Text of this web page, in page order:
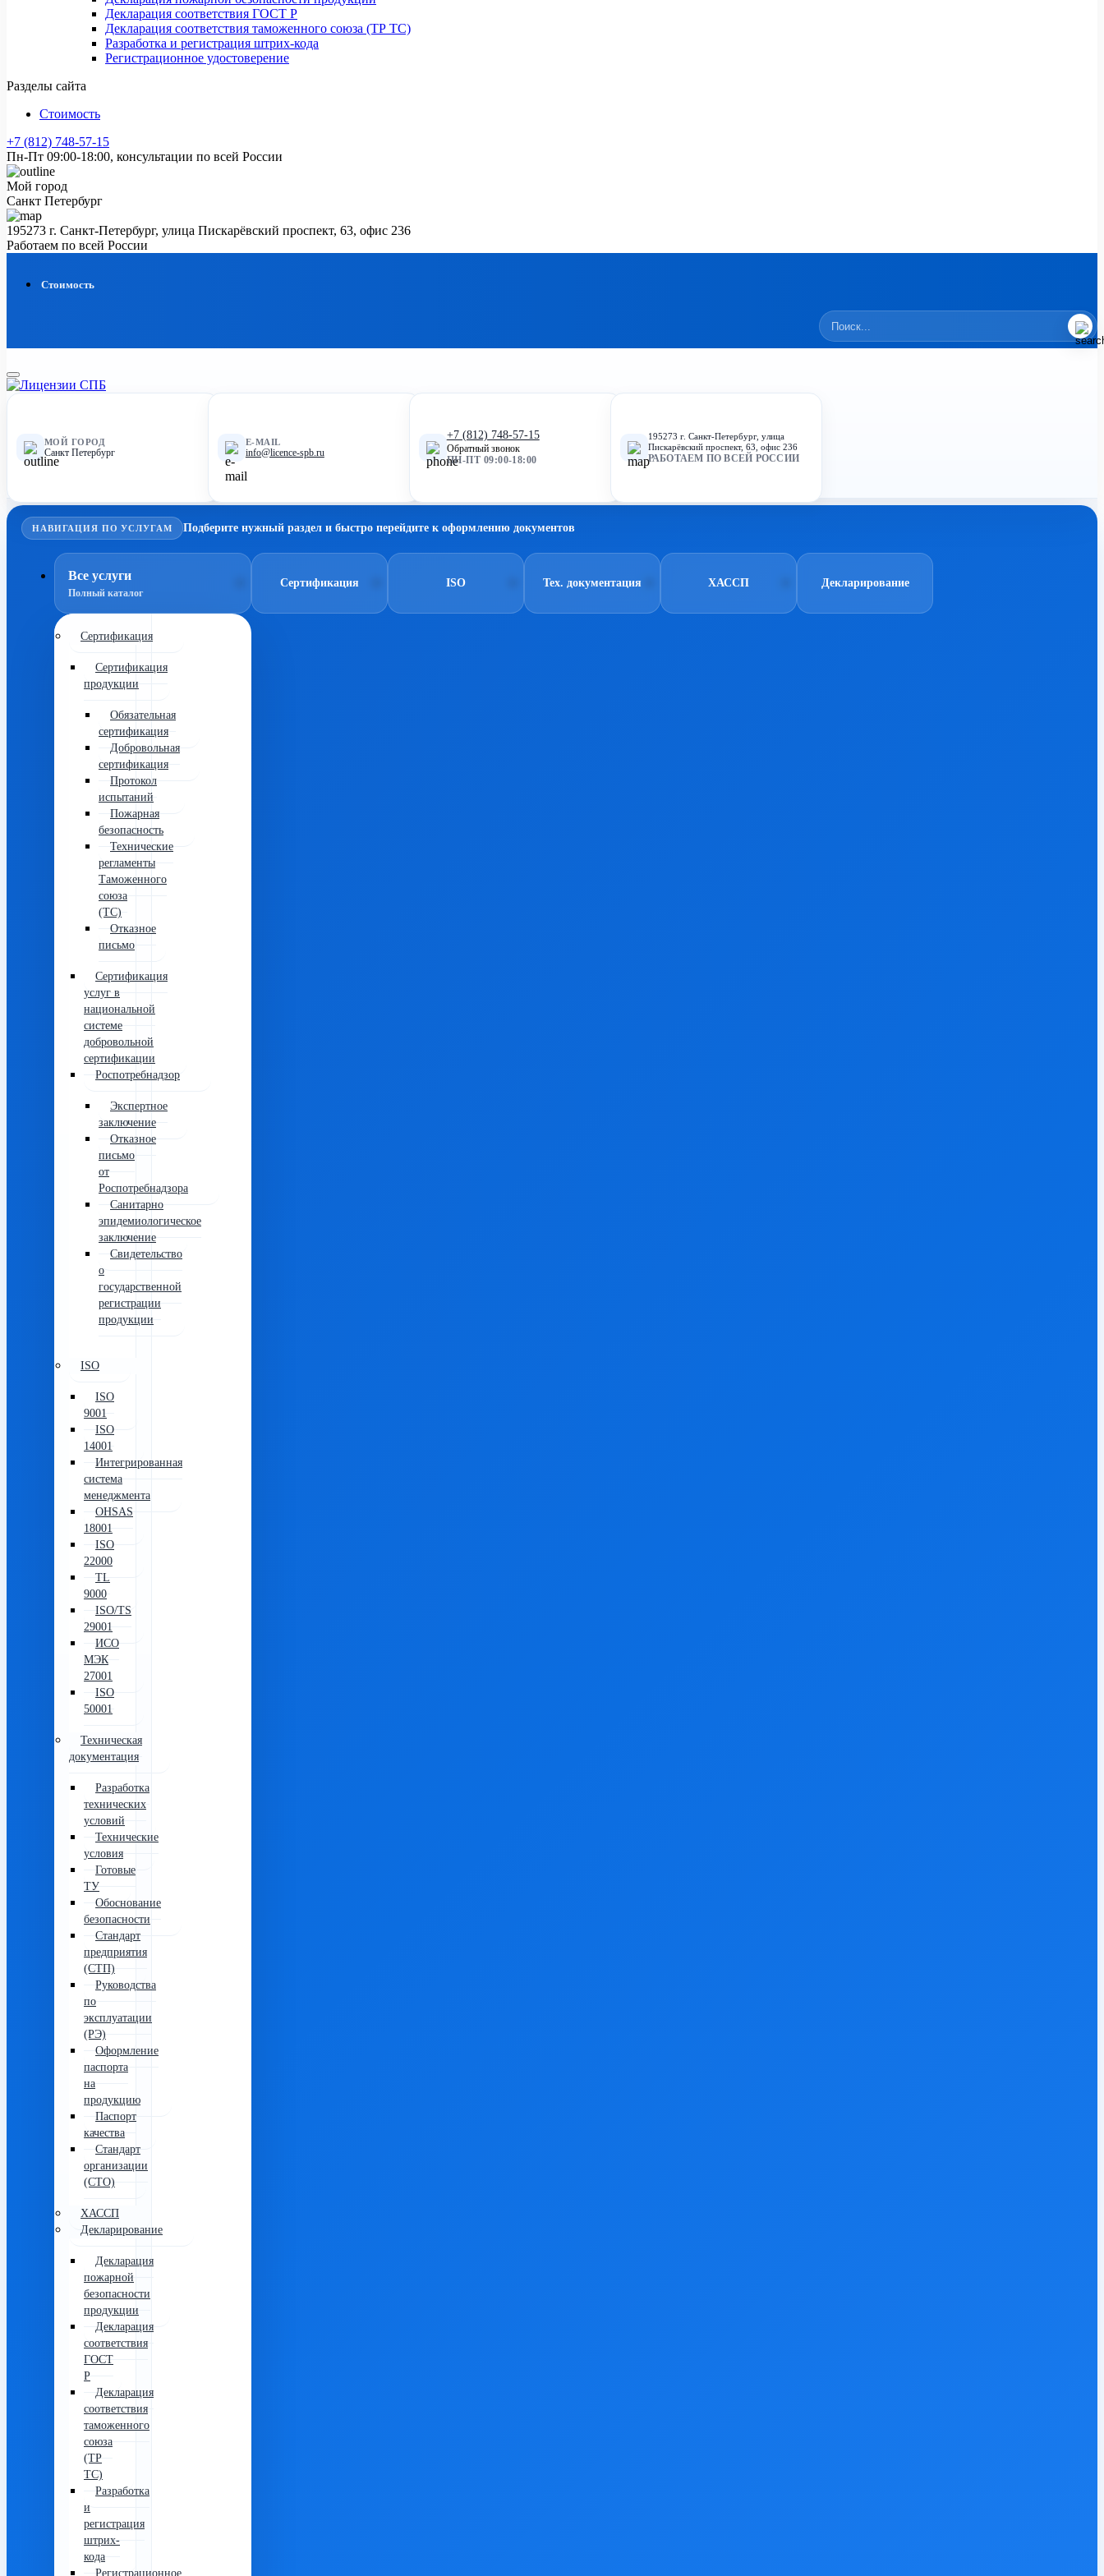
Декларация соответствия ГОСТ Р
Декларация соответствия таможенного союза (ТР ТС)
Разработка и регистрация штрих-кода
Регистрационное удостоверение
Разделы сайта
Стоимость
+7 (812) 748-57-15
Пн-Пт 09:00-18:00, консультации по всей России
Мой город
Санкт Петербург
195273 г. Санкт-Петербург, улица Пискарёвский проспект, 63, офис 236
Работаем по всей России
Стоимость
МОЙ ГОРОД
Санкт Петербург
E-MAIL
info@licence-spb.ru
+7 (812) 748-57-15
Обратный звонок
ПН-ПТ 09:00-18:00
195273 г. Санкт-Петербург, улица
Пискарёвский проспект, 63, офис 236
РАБОТАЕМ ПО ВСЕЙ РОССИИ
НАВИГАЦИЯ ПО УСЛУГАМ Подберите нужный раздел и быстро перейдите к оформлению документов
Все услуги
Полный каталог
Сертификация
Сертификация
продукции
Обязательная
сертификация
Добровольная
сертификация
Протокол
испытаний
Пожарная
безопасность
Технические
регламенты
Таможенного
союза
(ТС)
Отказное
письмо
Сертификация
услуг в
национальной
системе
добровольной
сертификации
Роспотребнадзор
Экспертное
заключение
Отказное
письмо
от
Роспотребнадзора
Санитарно
эпидемиологическое
заключение
Свидетельство
о
государственной
регистрации
продукции
ISO
ISO
9001
ISO
14001
Интегрированная
система
менеджмента
OHSAS
18001
ISO
22000
TL
9000
ISO/TS
29001
ИСО
МЭК
27001
ISO
50001
Техническая
документация
Разработка
технических
условий
Технические
условия
Готовые
ТУ
Обоснование
безопасности
Стандарт
предприятия
(СТП)
Руководства
по
эксплуатации
(РЭ)
Оформление
паспорта
на
продукцию
Паспорт
качества
Стандарт
организации
(СТО)
ХАССП
Декларирование
Декларация
пожарной
безопасности
продукции
Декларация
соответствия
ГОСТ
Р
Декларация
соответствия
таможенного
союза
(ТР
ТС)
Разработка
и
регистрация
штрих-
кода
Регистрационное
Сертификация ISO Тех. документация ХАССП Декларирование